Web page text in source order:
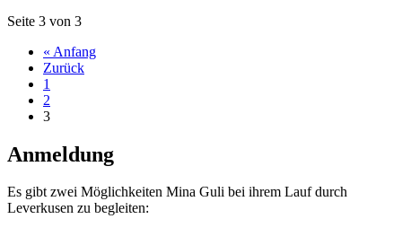
Seite 3 von 3
« Anfang
Zurück
1
2
3
Anmeldung
Es gibt zwei Möglichkeiten Mina Guli bei ihrem Lauf durch
Leverkusen zu begleiten: